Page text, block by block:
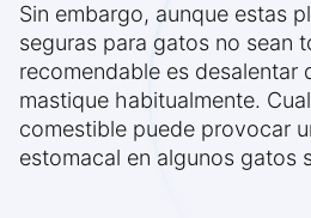
Sin embargo, aunque estas
seguras para gatos no sean
recomendable es desalentar
mastique habitualmente.
comestible puede provocar
estomacal en algunos gatos